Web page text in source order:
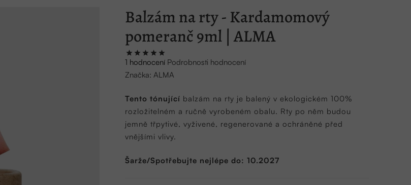
Balzám na rty - Kardamomový
pomeranč 9ml | ALMA
Průměrné
hodnocení
produktu
5
hvězdiček.
1 hodnocení Podrobnosti hodnocení
Značka: ALMA
Tento tónující balzám na rty je balený v ekologickém 100%
rozložitelném a ručně vyrobeném obalu. Rty po něm budou
jemně třpytivé, vyživené, regenerované a ochráněné před
vnějšími vlivy.
Šarže/Spotřebujte nejlépe do: 10.2027